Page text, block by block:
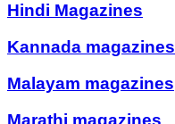
Hindi Magazines
Kannada magazines
Malayam magazines
Marathi magazines